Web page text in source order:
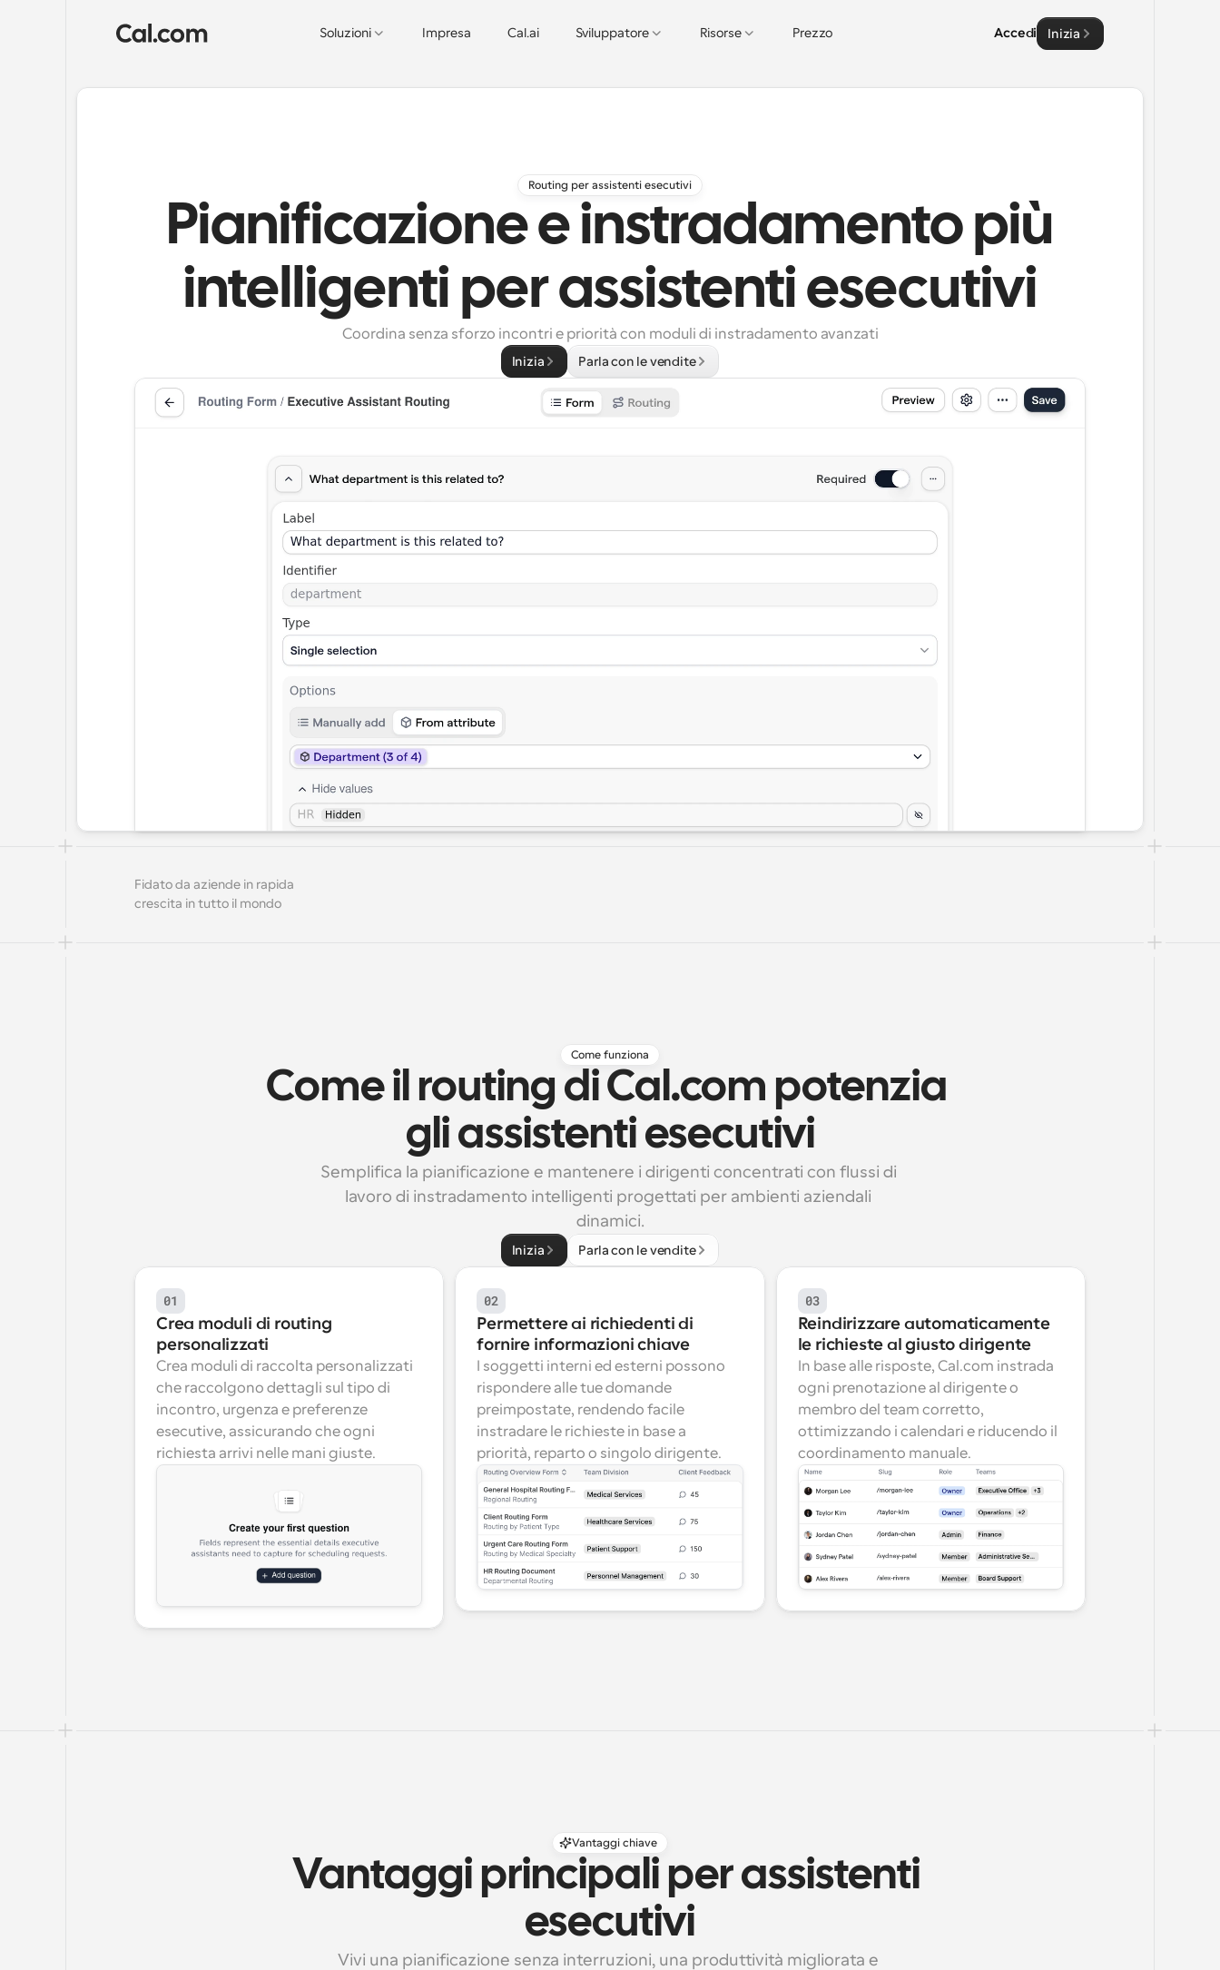
Soluzioni Impresa Cal.ai Sviluppatore Risorse Prezzo Accedi Inizia
Routing per assistenti esecutivi
Pianificazione e instradamento più
intelligenti per assistenti esecutivi
Coordina senza sforzo incontri e priorità con moduli di instradamento avanzati
Inizia Parla con le vendite
Fidato da aziende in rapida
crescita in tutto il mondo
Come funziona
Come il routing di Cal.com potenzia
gli assistenti esecutivi
Semplifica la pianificazione e mantenere i dirigenti concentrati con flussi di
lavoro di instradamento intelligenti progettati per ambienti aziendali
dinamici.
Inizia Parla con le vendite
01
Crea moduli di routing
personalizzati
Crea moduli di raccolta personalizzati
che raccolgono dettagli sul tipo di
incontro, urgenza e preferenze
esecutive, assicurando che ogni
richiesta arrivi nelle mani giuste.
02
Permettere ai richiedenti di
fornire informazioni chiave
I soggetti interni ed esterni possono
rispondere alle tue domande
preimpostate, rendendo facile
instradare le richieste in base a
priorità, reparto o singolo dirigente.
03
Reindirizzare automaticamente
le richieste al giusto dirigente
In base alle risposte, Cal.com instrada
ogni prenotazione al dirigente o
membro del team corretto,
ottimizzando i calendari e riducendo il
coordinamento manuale.
Vantaggi chiave
Vantaggi principali per assistenti
esecutivi
Vivi una pianificazione senza interruzioni, una produttività migliorata e